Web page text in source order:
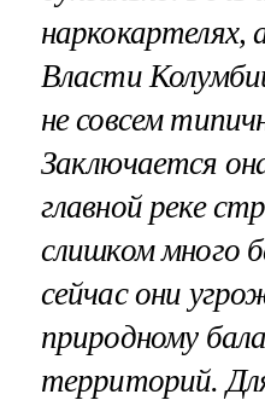
наркокартелях,
Власти
не совсем
Заключается
главной реке
слишком много
сейчас они
природному
территорий.